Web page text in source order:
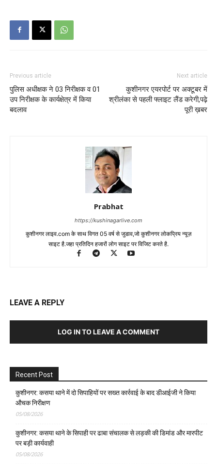
Previous article
पुलिस अधीक्षक ने 03 निरीक्षक व 01
उप निरीक्षक के कार्यक्षेत्र में किया
बदलाव
Next article
कुशीनगर एयरपोर्ट पर अक्टूबर में
श्रीलंका से पहली फ्लाइट लैंड करेगी,पढ़े
पूरी ख़बर
Prabhat
https://kushinagarlive.com
कुशीनगर लाइव.com के साथ विगत 05 वर्ष से जुडाव,जो कुशीनगर लोकप्रिय न्यूज़
साइट है.जहा प्रतिदिन हजारों लोग साइट पर विजिट करते है.
LEAVE A REPLY
LOG IN TO LEAVE A COMMENT
Recent Post
कुशीनगर: कसया थाने में दो सिपाहियों पर सख्त कार्रवाई के बाद डीआईजी ने किया
औचक निरीक्षण
05/08/2026
कुशीनगर: कसया थाने के सिपाही पर ढाबा संचालक से लड़की की डिमांड और मारपीट
पर बड़ी कार्यवाही
05/08/2026